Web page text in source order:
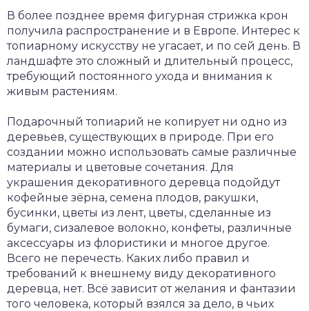
В более позднее время фигурная стрижка крон
получила распространение и в Европе. Интерес к
топиарному искусству не угасает, и по сей день. В
ландшафте это сложный и длительный процесс,
требующий постоянного ухода и внимания к
живым растениям.
Подарочный топиарий не копирует ни одно из
деревьев, существующих в природе. При его
создании можно использовать самые различные
материалы и цветовые сочетания. Для
украшения декоративного деревца подойдут
кофейные зёрна, семена плодов, ракушки,
бусинки, цветы из лент, цветы, сделанные из
бумаги, сизалевое волокно, конфеты, различные
аксессуары из флористики и многое другое.
Всего не перечесть. Каких либо правил и
требований к внешнему виду декоративного
деревца, нет. Всё зависит от желания и фантазии
того человека, который взялся за дело, в чьих